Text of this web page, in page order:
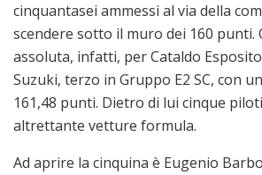
cinquantasei ammessi al via della
scendere sotto il muro dei 160 punti.
assoluta, infatti, per Cataldo Esposito
Suzuki, terzo in Gruppo E2 SC, con
161,48 punti. Dietro di lui cinque
altrettante vetture formula.
Ad aprire la cinquina è Eugenio